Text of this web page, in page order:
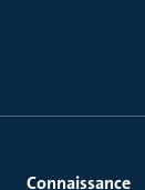
Connaissance